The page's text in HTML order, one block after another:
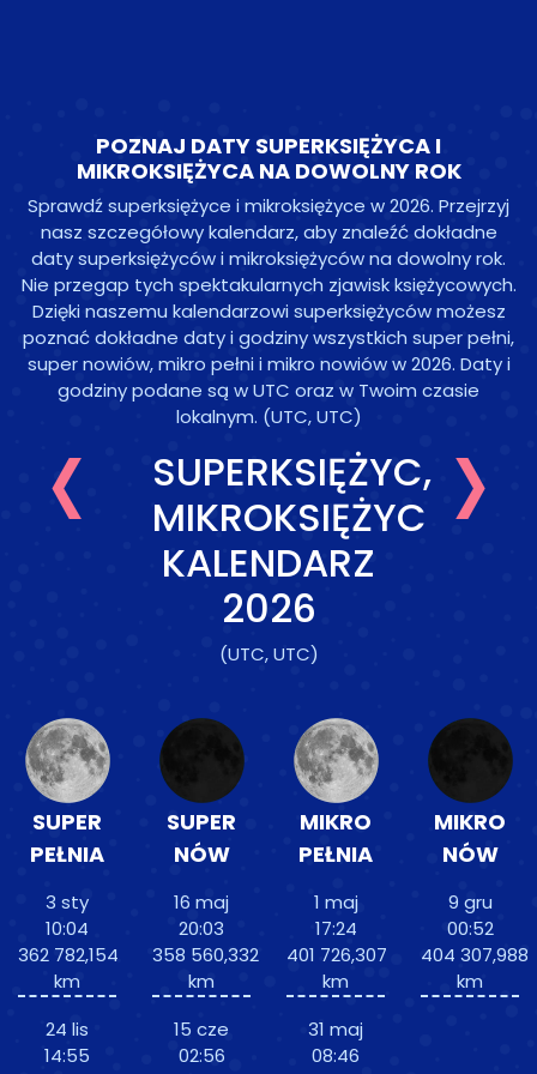
POZNAJ DATY SUPERKSIĘŻYCA I
MIKROKSIĘŻYCA NA DOWOLNY ROK
Sprawdź superksiężyce i mikroksiężyce w 2026. Przejrzyj
nasz szczegółowy kalendarz, aby znaleźć dokładne
daty superksiężyców i mikroksiężyców na dowolny rok.
Nie przegap tych spektakularnych zjawisk księżycowych.
Dzięki naszemu kalendarzowi superksiężyców możesz
poznać dokładne daty i godziny wszystkich super pełni,
super nowiów, mikro pełni i mikro nowiów w 2026. Daty i
godziny podane są w UTC oraz w Twoim czasie
lokalnym. (UTC, UTC)
‹
SUPERKSIĘŻYC,
MIKROKSIĘŻYC
KALENDARZ
2026
(UTC, UTC)
›
SUPER
PEŁNIA
3 sty
10:04
362 782,154
km
24 lis
14:55
SUPER
NÓW
16 maj
20:03
358 560,332
km
15 cze
02:56
MIKRO
PEŁNIA
1 maj
17:24
401 726,307
km
31 maj
08:46
MIKRO
NÓW
9 gru
00:52
404 307,988
km